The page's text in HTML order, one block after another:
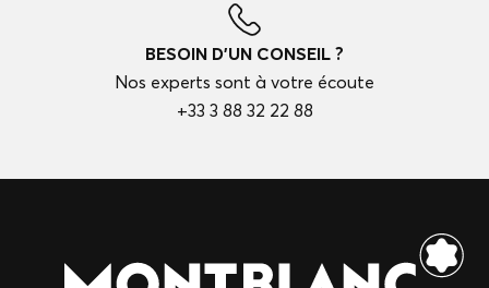
BESOIN D'UN CONSEIL ?
Nos experts sont à votre écoute
+33 3 88 32 22 88